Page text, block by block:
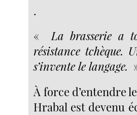
.
«
La brasserie a
résistance tchèque.
s’invente le langage.
À force d’entendre
Hrabal est devenu